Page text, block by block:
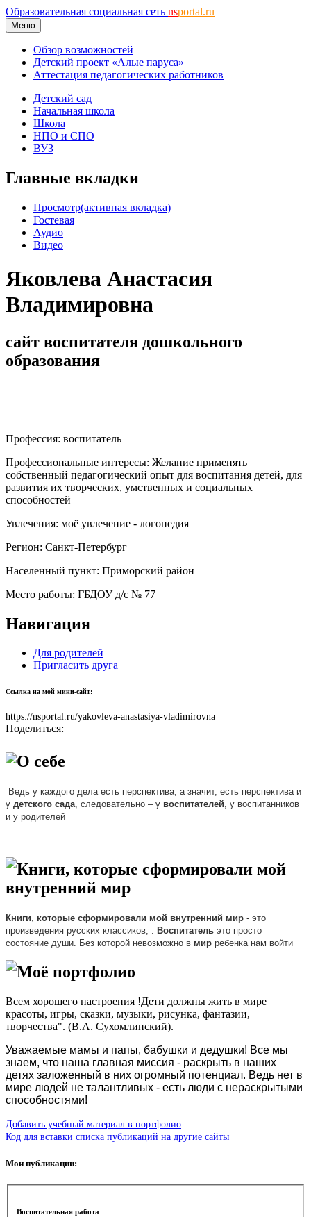
Образовательная социальная сеть nsportal.ru
Меню
Обзор возможностей
Детский проект «Алые паруса»
Аттестация педагогических работников
Детский сад
Начальная школа
Школа
НПО и СПО
ВУЗ
Главные вкладки
Просмотр(активная вкладка)
Гостевая
Аудио
Видео
Яковлева Анастасия
Владимировна
сайт воспитателя дошкольного
образования
Профессия: воспитатель
Профессиональные интересы: Желание применять
собственный педагогический опыт для воспитания детей, для
развития их творческих, умственных и социальных
способностей
Увлечения: моё увлечение - логопедия
Регион: Санкт-Петербург
Населенный пункт: Приморский район
Место работы: ГБДОУ д/с № 77
Навигация
Для родителей
Пригласить друга
Ссылка на мой мини-сайт:
https://nsportal.ru/yakovleva-anastasiya-vladimirovna
Поделиться:
О себе
Ведь у каждого дела есть перспектива, а значит, есть перспектива и
у детского сада, следовательно – у воспитателей, у воспитанников
и у родителей
.
Книги, которые сформировали мой
внутренний мир
Книги, которые сформировали мой внутренний мир - это
произведения русских классиков, . Воспитатель это просто
состояние души. Без которой невозможно в мир ребенка нам войти
Моё портфолио
Всем хорошего настроения !Дети должны жить в мире
красоты, игры, сказки, музыки, рисунка, фантазии,
творчества". (В.А. Сухомлинский).
Уважаемые мамы и папы, бабушки и дедушки! Все мы
знаем, что наша главная миссия - раскрыть в наших
детях заложенный в них огромный потенциал. Ведь нет в
мире людей не талантливых - есть люди с нераскрытыми
способностями!
Добавить учебный материал в портфолио
Код для вставки списка публикаций на другие сайты
Мои публикации:
Воспитательная работа